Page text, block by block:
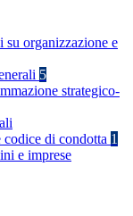
organizzazione e
5
strategico-
di condotta 1
e imprese